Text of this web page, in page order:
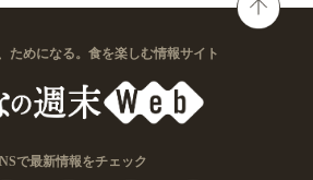
ためになる。食を楽しむ情報サイト
で最新情報をチェック